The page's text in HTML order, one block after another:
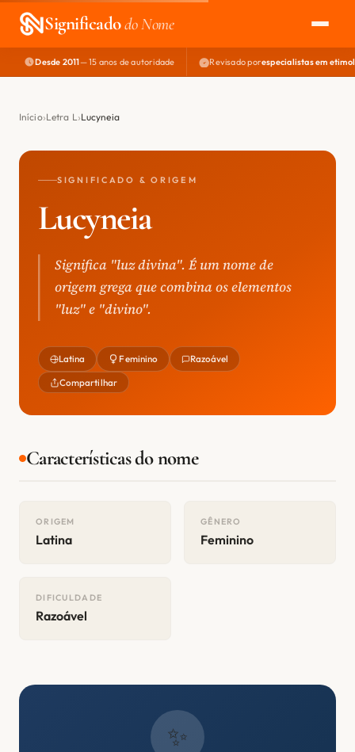
Significadodo Nome
EXPLORAR
NOME PERFEITO
Desde 2011— 15 anos de autoridade Revisado porespecialistas em
Início Letra L Lucyneia
SIGNIFICADO & ORIGEM
Lucyneia
Significa "luz divina". É um nome de
origem grega que combina os elementos
"luz" e "divino".
Latina Feminino Razoável
Compartilhar
Características do nome
ORIGEM
Latina
GÊNERO
Feminino
DIFICULDADE
Razoável
✨